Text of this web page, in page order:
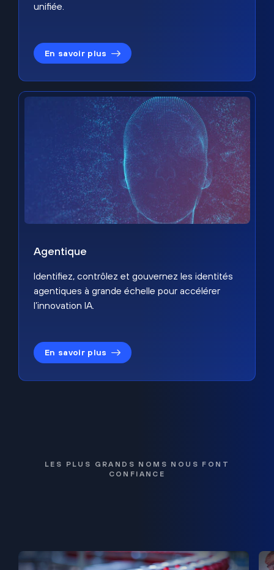
unifiée.
En savoir plus
Agentique
Identifiez, contrôlez et gouvernez les identités
agentiques à grande échelle pour accélérer
l’innovation IA.
En savoir plus
LES PLUS GRANDS NOMS NOUS FONT
CONFIANCE